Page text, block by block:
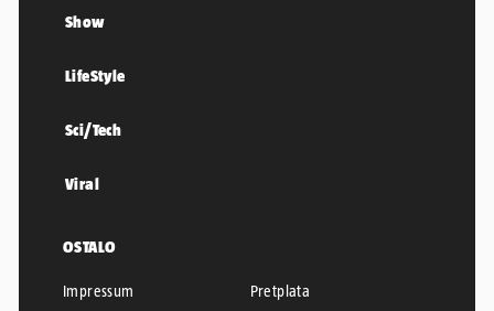
Show
LifeStyle
Sci/Tech
Viral
OSTALO
Impressum Pretplata